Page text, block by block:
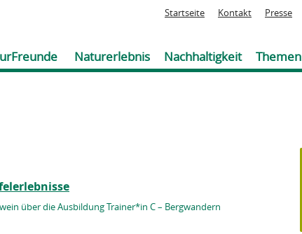
Jump to navigation
Startseite Kontakt Presse
Naturerlebnis Nachhaltigkeit Themen
über die Ausbildung Trainer*in C – Bergwandern